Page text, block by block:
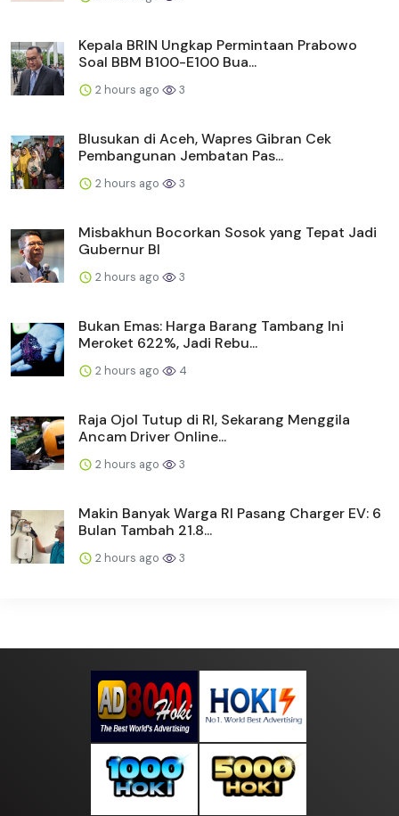
Kepala BRIN Ungkap Permintaan Prabowo
Soal BBM B100-E100 Bua...
2 hours ago 3
Blusukan di Aceh, Wapres Gibran Cek
Pembangunan Jembatan Pas...
2 hours ago 3
Misbakhun Bocorkan Sosok yang Tepat Jadi
Gubernur BI
2 hours ago 3
Bukan Emas: Harga Barang Tambang Ini
Meroket 622%, Jadi Rebu...
2 hours ago 4
Raja Ojol Tutup di RI, Sekarang Menggila
Ancam Driver Online...
2 hours ago 3
Makin Banyak Warga RI Pasang Charger EV: 6
Bulan Tambah 21.8...
2 hours ago 3